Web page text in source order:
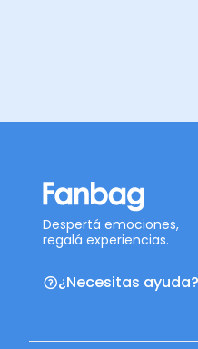
Despertá emociones,
regalá experiencias.
¿Necesitas ayuda?